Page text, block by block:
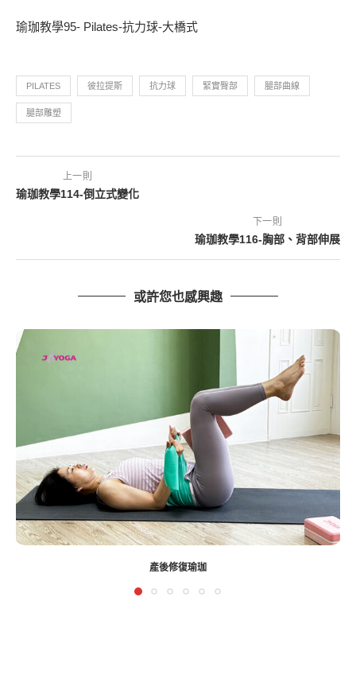
瑜珈教學95- Pilates-抗力球-大橋式
PILATES 彼拉提斯 抗力球 緊實臀部 腿部曲線
腿部雕塑
上一則
瑜珈教學114-倒立式變化
下一則
瑜珈教學116-胸部、背部伸展
或許您也感興趣
瑜珈教學176- 改善睡眠障礙-睡眠瑜珈【影片】